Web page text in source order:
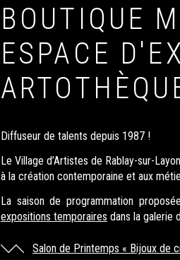
BOUTIQUE
ESPACE
Diffuseur de talents depuis 1987 !
Le Village d’Artistes de Rablay-sur-
à la création contemporaine et aux
La saison de programmation
expositions temporaires dans la galerie
Salon de Printemps « Bijoux de
DE